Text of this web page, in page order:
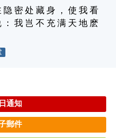
密 处 藏 身 ， 使 我 看
我 岂 不 充 满 天 地 麽
通知
郵件